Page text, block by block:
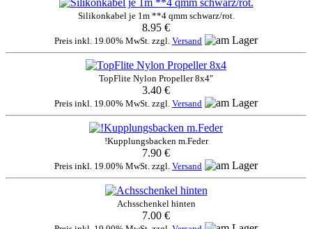
Silikonkabel je 1m **4 qmm schwarz/rot.
8.95 €
Preis inkl. 19.00% MwSt. zzgl. Versand
TopFlite Nylon Propeller 8x4"
3.40 €
Preis inkl. 19.00% MwSt. zzgl. Versand
!Kupplungsbacken m.Feder
7.90 €
Preis inkl. 19.00% MwSt. zzgl. Versand
Achsschenkel hinten
7.00 €